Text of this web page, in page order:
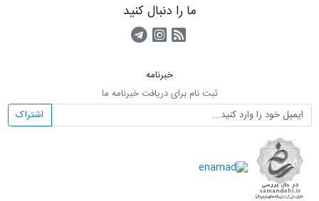
ما را دنبال کنید
RSSکانال آپارات
کانال تلگرام
خبرنامه
ثبت نام برای دریافت خبرنامه ما
اشتراک